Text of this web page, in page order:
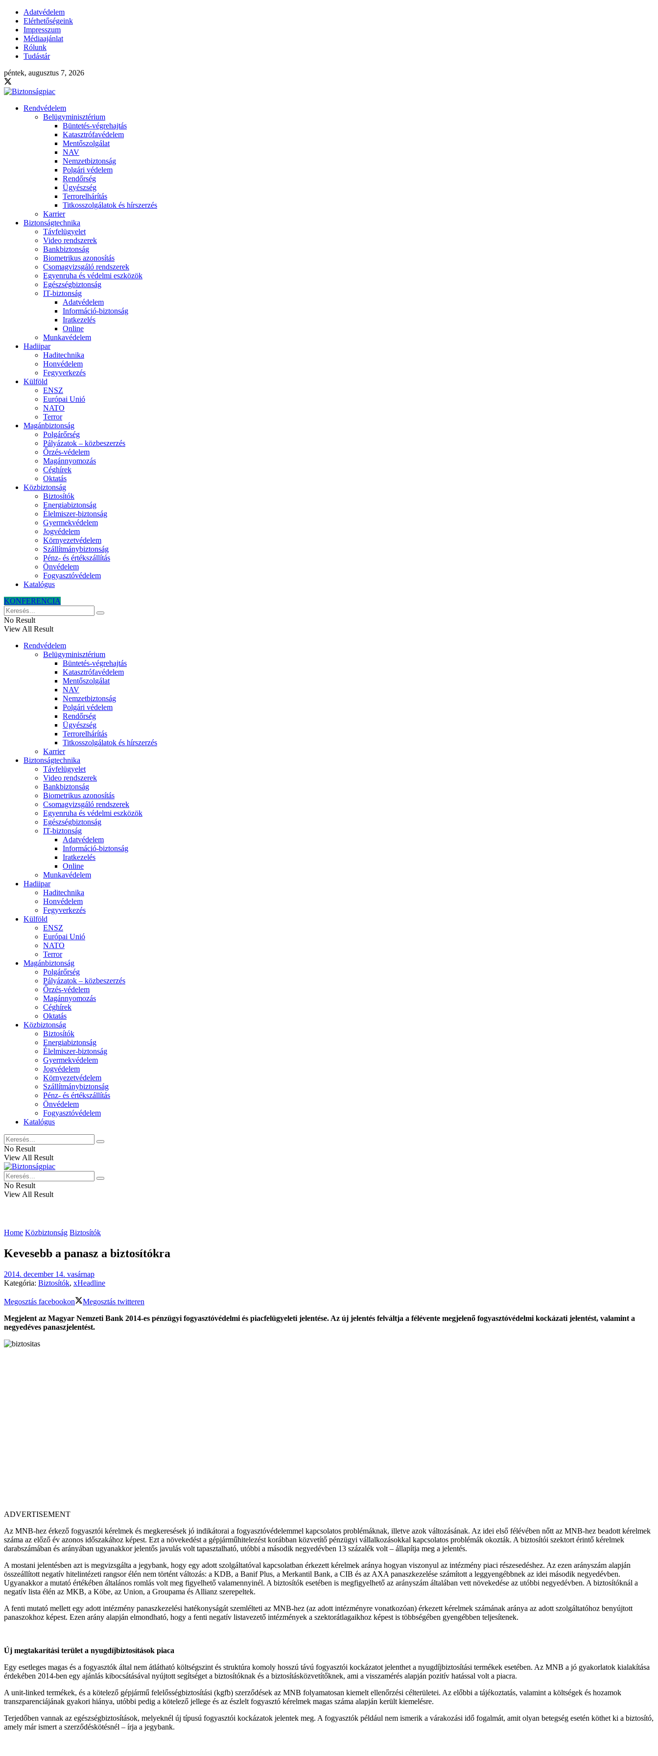
Adatvédelem
Elérhetőségeink
Impresszum
Médiaajánlat
Rólunk
Tudástár
péntek, augusztus 7, 2026
Rendvédelem
Belügyminisztérium
Büntetés-végrehajtás
Katasztrófavédelem
Mentőszolgálat
NAV
Nemzetbiztonság
Polgári védelem
Rendőrség
Ügyészség
Terrorelhárítás
Titkosszolgálatok és hírszerzés
Karrier
Biztonságtechnika
Távfelügyelet
Video rendszerek
Bankbiztonság
Biometrikus azonosítás
Csomagvizsgáló rendszerek
Egyenruha és védelmi eszközök
Egészségbiztonság
IT-biztonság
Adatvédelem
Információ-biztonság
Iratkezelés
Online
Munkavédelem
Hadiipar
Haditechnika
Honvédelem
Fegyverkezés
Külföld
ENSZ
Európai Unió
NATO
Terror
Magánbiztonság
Polgárőrség
Pályázatok – közbeszerzés
Őrzés-védelem
Magánnyomozás
Céghírek
Oktatás
Közbiztonság
Biztosítók
Energiabiztonság
Élelmiszer-biztonság
Gyermekvédelem
Jogvédelem
Környezetvédelem
Szállítmánybiztonság
Pénz- és értékszállítás
Önvédelem
Fogyasztóvédelem
Katalógus
KONFERENCIA
No Result
View All Result
Rendvédelem
Belügyminisztérium
Büntetés-végrehajtás
Katasztrófavédelem
Mentőszolgálat
NAV
Nemzetbiztonság
Polgári védelem
Rendőrség
Ügyészség
Terrorelhárítás
Titkosszolgálatok és hírszerzés
Karrier
Biztonságtechnika
Távfelügyelet
Video rendszerek
Bankbiztonság
Biometrikus azonosítás
Csomagvizsgáló rendszerek
Egyenruha és védelmi eszközök
Egészségbiztonság
IT-biztonság
Adatvédelem
Információ-biztonság
Iratkezelés
Online
Munkavédelem
Hadiipar
Haditechnika
Honvédelem
Fegyverkezés
Külföld
ENSZ
Európai Unió
NATO
Terror
Magánbiztonság
Polgárőrség
Pályázatok – közbeszerzés
Őrzés-védelem
Magánnyomozás
Céghírek
Oktatás
Közbiztonság
Biztosítók
Energiabiztonság
Élelmiszer-biztonság
Gyermekvédelem
Jogvédelem
Környezetvédelem
Szállítmánybiztonság
Pénz- és értékszállítás
Önvédelem
Fogyasztóvédelem
Katalógus
No Result
View All Result
No Result
View All Result
Home Közbiztonság Biztosítók
Kevesebb a panasz a biztosítókra
2014. december 14. vasárnap
Kategória: Biztosítók, xHeadline
Megosztás facebookon
Megosztás twitteren
Megjelent az Magyar Nemzeti Bank 2014-es pénzügyi fogyasztóvédelmi és piacfelügyeleti jelentése. Az új jelentés felváltja a félévente megjelenő fogyasztóvédelmi kockázati jelentést, valamint a
negyedéves panaszjelentést.
ADVERTISEMENT
Az MNB-hez érkező fogyasztói kérelmek és megkeresések jó indikátorai a fogyasztóvédelemmel kapcsolatos problémáknak, illetve azok változásának. Az idei első félévében nőtt az MNB-hez beadott kérelmek
száma az előző év azonos időszakához képest. Ezt a növekedést a gépjárműhitelezést korábban közvetítő pénzügyi vállalkozásokkal kapcsolatos problémák okozták. A biztosítói szektort érintő kérelmek
darabszámában és arányában ugyanakkor jelentős javulás volt tapasztalható, utóbbi a második negyedévben 13 százalék volt – állapítja meg a jelentés.
A mostani jelentésben azt is megvizsgálta a jegybank, hogy egy adott szolgáltatóval kapcsolatban érkezett kérelmek aránya hogyan viszonyul az intézmény piaci részesedéshez. Az ezen arányszám alapján
összeállított negatív hitelintézeti rangsor élén nem történt változás: a KDB, a Banif Plus, a Merkantil Bank, a CIB és az AXA panaszkezelése számított a leggyengébbnek az idei második negyedévben.
Ugyanakkor a mutató értékében általános romlás volt meg figyelhető valamennyinél. A biztosítók esetében is megfigyelhető az arányszám általában vett növekedése az utóbbi negyedévben. A biztosítóknál a
negatív lista élén az MKB, a Köbe, az Union, a Groupama és Allianz szerepeltek.
A fenti mutató mellett egy adott intézmény panaszkezelési hatékonyságát szemlélteti az MNB-hez (az adott intézményre vonatkozóan) érkezett kérelmek számának aránya az adott szolgáltatóhoz benyújtott
panaszokhoz képest. Ezen arány alapján elmondható, hogy a fenti negatív listavezető intézmények a szektorátlagaikhoz képest is többségében gyengébben teljesítenek.
Új megtakarítási terület a nyugdíjbiztosítások piaca
Egy esetleges magas és a fogyasztók által nem átlátható költségszint és struktúra komoly hosszú távú fogyasztói kockázatot jelenthet a nyugdíjbiztosítási termékek esetében. Az MNB a jó gyakorlatok kialakítása
érdekében 2014-ben egy ajánlás kibocsátásával nyújtott segítséget a biztosítóknak és a biztosításközvetítőknek, ami a visszamérés alapján pozitív hatással volt a piacra.
A unit-linked termékek, és a kötelező gépjármű felelősségbiztosítási (kgfb) szerződések az MNB folyamatosan kiemelt ellenőrzési célterületei. Az előbbi a tájékoztatás, valamint a költségek és hozamok
transzparenciájának gyakori hiánya, utóbbi pedig a kötelező jellege és az észlelt fogyasztó kérelmek magas száma alapján került kiemelésre.
Terjedőben vannak az egészségbiztosítások, melyeknél új típusú fogyasztói kockázatok jelentek meg. A fogyasztók például nem ismerik a várakozási idő fogalmát, amit olyan betegség esetén köthet ki a biztosító,
amely már ismert a szerződéskötésnél – írja a jegybank.